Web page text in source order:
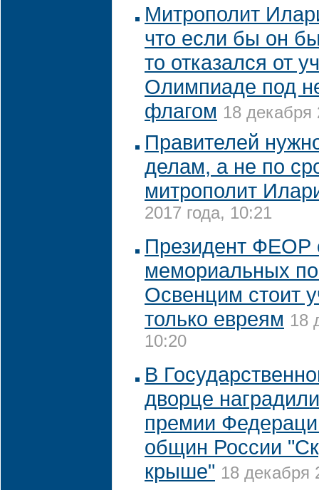
Митрополит
что если бы он
то отказался от
Олимпиаде под
флагом 18 декабря
Правителей
делам, а не по
митрополит
2017 года, 10:21
Президент ФЕОР
мемориальных
Освенцим стоит
только евреям 18
10:20
В
дворце
премии
общин России
крыше" 18 декабря